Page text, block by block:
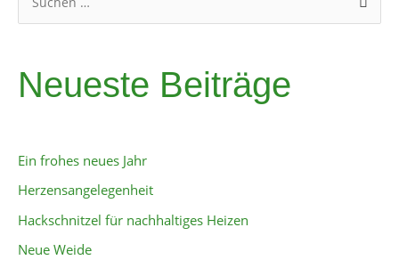
u
h
e
c
h
:
Neueste Beiträge
Ein frohes neues Jahr
Herzensangelegenheit
Hackschnitzel für nachhaltiges Heizen
Neue Weide